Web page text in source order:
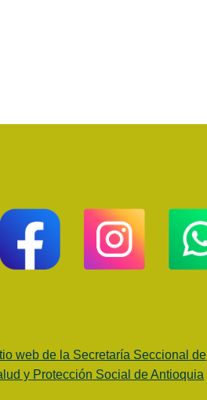
web de la Secretaría Seccional de
y Protección Social de Antioquia